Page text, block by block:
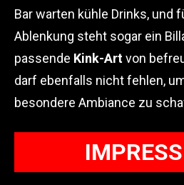
Bar warten kühle Drinks, und
Ablenkung steht sogar ein
passende Kink-Artvon
darf ebenfalls nicht fehlen,
besondere Ambiance zu